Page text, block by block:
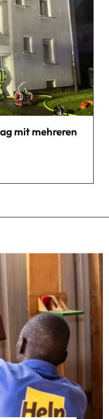
mit mehreren